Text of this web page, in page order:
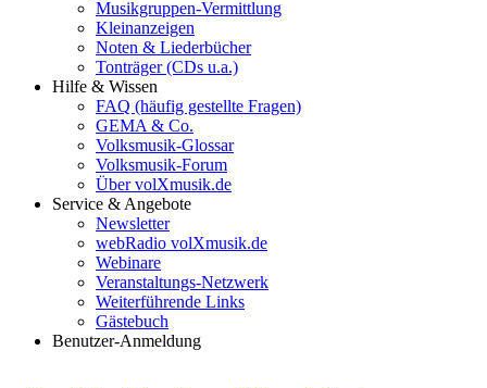
Musikgruppen-Vermittlung
Kleinanzeigen
Noten & Liederbücher
Tonträger (CDs u.a.)
Hilfe & Wissen
FAQ (häufig gestellte Fragen)
GEMA & Co.
Volksmusik-Glossar
Volksmusik-Forum
Über volXmusik.de
Service & Angebote
Newsletter
webRadio volXmusik.de
Webinare
Veranstaltungs-Netzwerk
Weiterführende Links
Gästebuch
Benutzer-Anmeldung